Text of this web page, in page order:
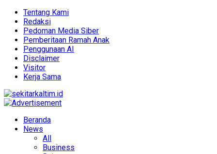
Tentang Kami
Redaksi
Pedoman Media Siber
Pemberitaan Ramah Anak
Penggunaan AI
Disclaimer
Visitor
Kerja Sama
Beranda
News
All
Business